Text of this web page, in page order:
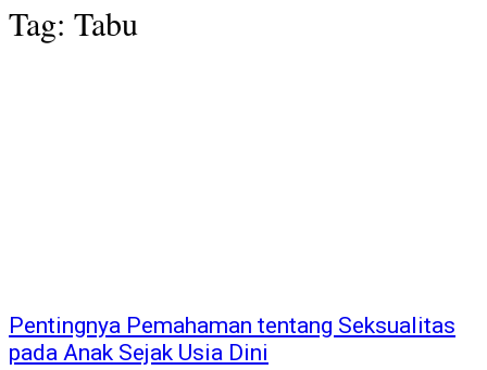
Tag: Tabu
Pentingnya Pemahaman tentang Seksualitas
pada Anak Sejak Usia Dini